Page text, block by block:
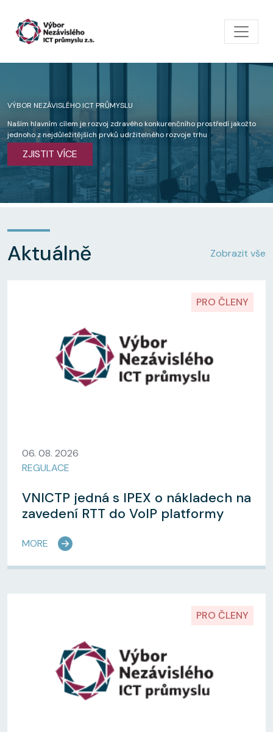
VÝBOR NEZÁVISLÉHO ICT PRŮMYSLU
Naším hlavním cílem je rozvoj zdravého konkurenčního prostředí jakožto
jednoho z nejdůležitějších prvků udržitelného rozvoje trhu
ZJISTIT VÍCE
Aktuálně Zobrazit vše
PRO ČLENY
REGULACE
06. 08. 2026
VNICTP jedná s IPEX o nákladech na
zavedení RTT do VoIP platformy
MORE
PRO ČLENY